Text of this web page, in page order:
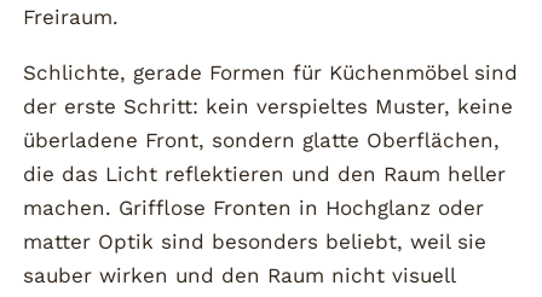
Freiraum.
Schlichte, gerade Formen für Küchenmöbel sind
der erste Schritt: kein verspieltes Muster, keine
überladene Front, sondern glatte Oberflächen,
die das Licht reflektieren und den Raum heller
machen. Grifflose Fronten in Hochglanz oder
matter Optik sind besonders beliebt, weil sie
sauber wirken und den Raum nicht visuell